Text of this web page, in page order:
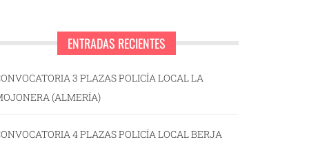
ENTRADAS RECIENTES
3 PLAZAS POLICÍA LOCAL LA
(ALMERÍA)
4 PLAZAS POLICÍA LOCAL BERJA